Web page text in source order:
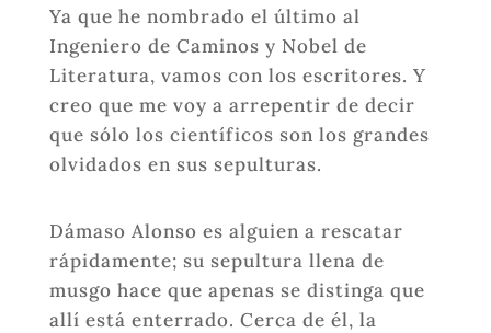
Ya que he nombrado el último al
Ingeniero de Caminos y Nobel de
Literatura, vamos con los escritores. Y
creo que me voy a arrepentir de decir
que sólo los científicos son los grandes
olvidados en sus sepulturas.
Dámaso Alonso es alguien a rescatar
rápidamente; su sepultura llena de
musgo hace que apenas se distinga que
allí está enterrado. Cerca de él, la